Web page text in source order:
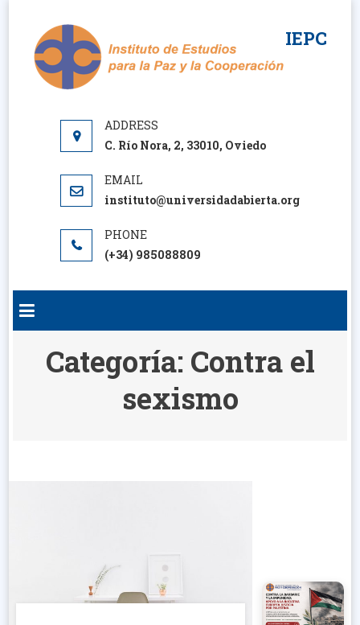
contenido
IEPC
C. Río Nora, 2, 33010, Oviedo
instituto@universidadabierta.org
(+34) 985088809
Categoría: Contra el
sexismo